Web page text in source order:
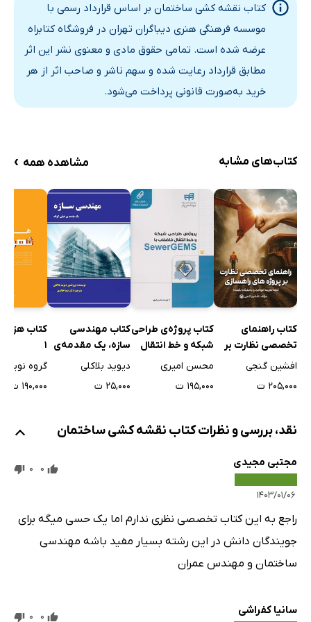
منابع
کتاب نقشه کشی ساختمان بر اساس قرارداد رسمی با
موسسه فرهنگی هنری دیباگران تهران در فروشگاه کتابراه
عرضه شده است. تمامی حقوق مادی و معنوی نشر این اثر
مطابق قرارداد رعایت شده و سهم ناشر و صاحب اثر از هر
خرید به‌صورت قانونی پرداخت می‌شود.
کتاب‌های مشابه مشاهده همه ›
کتاب راهنمای
تخصصی نظارت بر
پروژه‌های راهسازی
افشین گنجی
۲۰۵,۰۰۰ ت
کتاب پروژه‌ی طراحی
شبکه و خط انتقال
فاضلاب با
محسن امیری
۱۹۵,۰۰۰ ت
کتاب مهندسی
سازه، یک مقدمه‌ی
خیلی کوتاه
دیوید بلاکلی
۲۵,۰۰۰ ت
کتاب هزار
1
گروه
۱۹۰,۰۰۰ ت
نقد، بررسی و نظرات کتاب نقشه کشی ساختمان
مجتبی مجیدی
۱۴۰۳/۰۱/۰۶
0
0
راجع به این کتاب تخصصی نظری ندارم اما یک حسی میگه برای
جویندگان دانش در این رشته بسیار مفید باشه مهندسی
ساختمان و مهندس عمران
سانیا کفراشی 0
0